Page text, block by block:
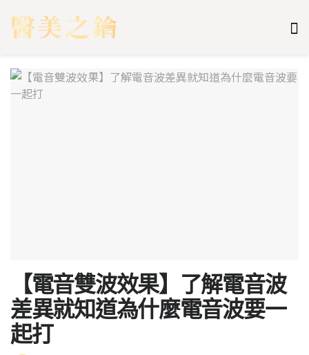
【電音雙波效果】了解電音波
差異就知道為什麼電音波要一
起打